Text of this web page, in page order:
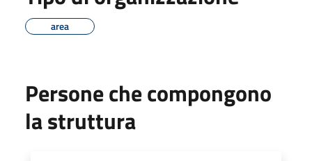
area
Persone che compongono
la struttura